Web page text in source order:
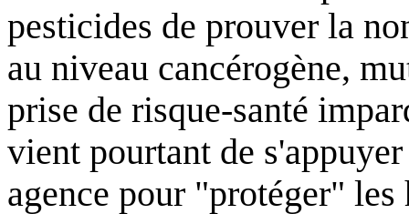
pesticides de prouver la
au niveau cancérogène,
prise de risque-santé
vient pourtant de
agence pour "protéger"